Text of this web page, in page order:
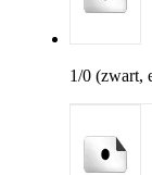
1/0 (zwart,